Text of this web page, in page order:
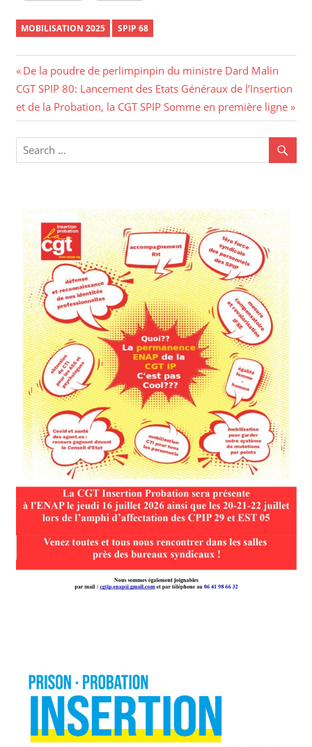
MOBILISATION 2025 SPIP 68
De la poudre de perlimpinpin du ministre Dard Malin
CGT SPIP 80: Lancement des Etats Généraux de l’Insertion
et de la Probation, la CGT SPIP Somme en première ligne